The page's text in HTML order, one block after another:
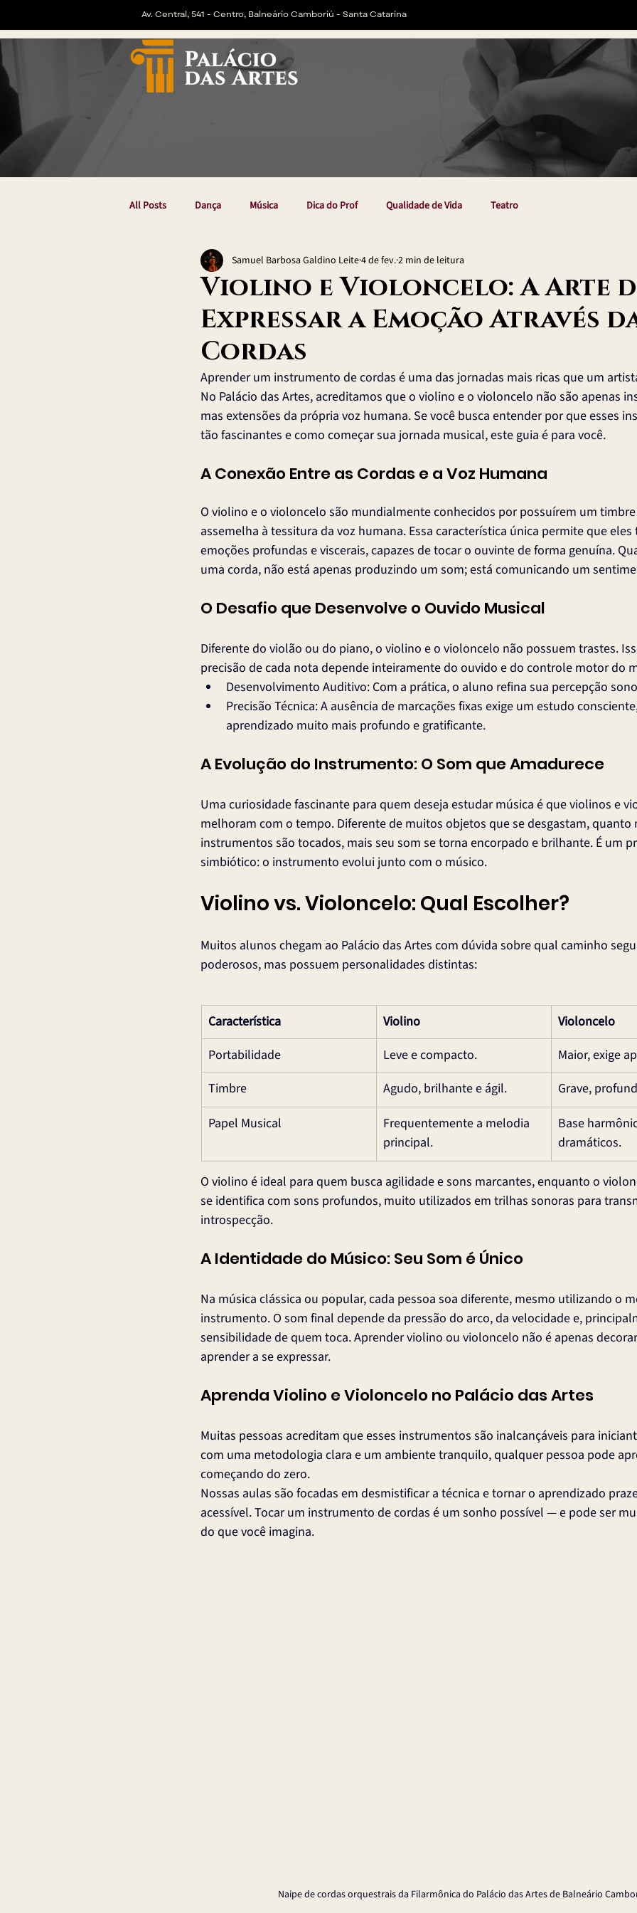
Av. Central, 541 - Centro, Balneário Camboriú - Santa Catarina
All Posts Dança Música Dica do Prof Qualidade de Vida Teatro
Violino e Violoncelo: A Arte
Expressar a Emoção Através
Cordas
Samuel Barbosa Galdino Leite4 de fev.2 min de leitura
Aprender um instrumento de cordas é uma das jornadas mais ricas que um
No Palácio das Artes, acreditamos que o violino e o violoncelo não são apenas
mas extensões da própria voz humana. Se você busca entender por que esses
tão fascinantes e como começar sua jornada musical, este guia é para você.
A Conexão Entre as Cordas e a Voz Humana
O violino e o violoncelo são mundialmente conhecidos por possuírem um
assemelha à tessitura da voz humana. Essa característica única permite que
emoções profundas e viscerais, capazes de tocar o ouvinte de forma genuína.
uma corda, não está apenas produzindo um som; está comunicando um
O Desafio que Desenvolve o Ouvido Musical
Diferente do violão ou do piano, o violino e o violoncelo não possuem trastes.
precisão de cada nota depende inteiramente do ouvido e do controle motor do
Desenvolvimento Auditivo: Com a prática, o aluno refina sua percepção
Precisão Técnica: A ausência de marcações fixas exige um estudo
aprendizado muito mais profundo e gratificante.
A Evolução do Instrumento: O Som que Amadurece
Uma curiosidade fascinante para quem deseja estudar música é que violinos e
melhoram com o tempo. Diferente de muitos objetos que se desgastam, quanto
instrumentos são tocados, mais seu som se torna encorpado e brilhante. É um
simbiótico: o instrumento evolui junto com o músico.
Violino vs. Violoncelo: Qual Escolher?
Muitos alunos chegam ao Palácio das Artes com dúvida sobre qual caminho
poderosos, mas possuem personalidades distintas:
Característica Violino
Violoncelo
Portabilidade
Leve e compacto.
Maior, exige
Timbre
Agudo, brilhante e ágil.
Grave,
Papel Musical
Frequentemente a melodia
principal.
Base
dramáticos.
O violino é ideal para quem busca agilidade e sons marcantes, enquanto o
se identifica com sons profundos, muito utilizados em trilhas sonoras para
introspecção.
A Identidade do Músico: Seu Som é Único
Na música clássica ou popular, cada pessoa soa diferente, mesmo utilizando o
instrumento. O som final depende da pressão do arco, da velocidade e,
sensibilidade de quem toca. Aprender violino ou violoncelo não é apenas
aprender a se expressar.
Aprenda Violino e Violoncelo no Palácio das Artes
Muitas pessoas acreditam que esses instrumentos são inalcançáveis para
com uma metodologia clara e um ambiente tranquilo, qualquer pessoa pode
começando do zero.
Nossas aulas são focadas em desmistificar a técnica e tornar o aprendizado
acessível. Tocar um instrumento de cordas é um sonho possível — e pode ser
do que você imagina.
Naipe de cordas orquestrais da Filarmônica do Palácio das Artes de Balneário